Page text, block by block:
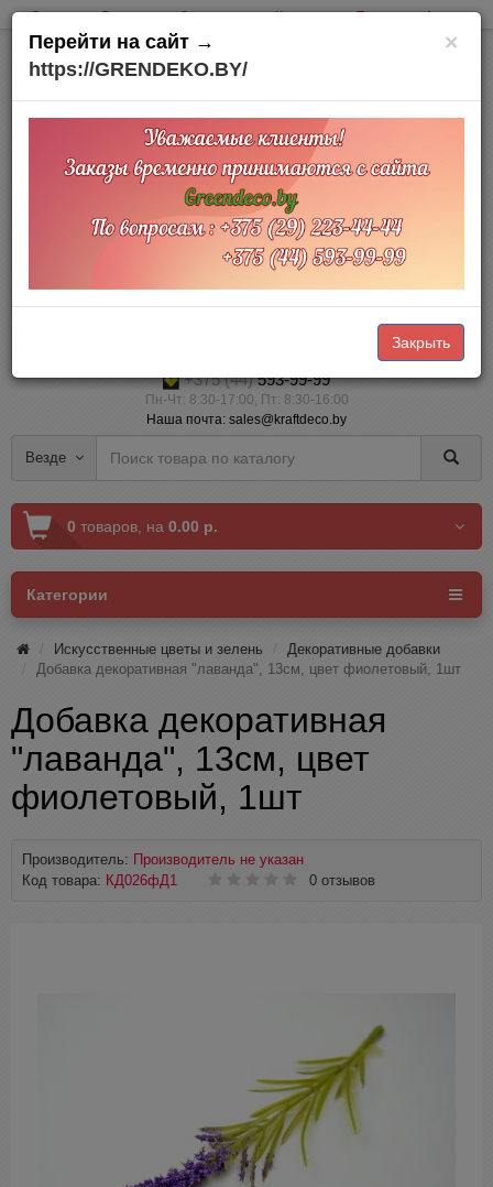
Оплата Доставка О компании Контакты Товары на Акции
Офис и склад:
Минский район
д. Тарасово
Тарасовский пр.,3
Доставка по Беларуси
Прием заказов Online через корзину — 24/7 (наличный и безналичный
+375 (44)593-99-99
Пн-Чт: 8:30-17:00, Пт: 8:30-16:00
Наша почта: sales@kraftdeco.by
Везде
0 товаров, на 0.00 р.
Категории
Искусственные цветы и зелень
Декоративные добавки
Добавка декоративная "лаванда", 13см, цвет фиолетовый, 1шт
Добавка декоративная
"лаванда", 13см, цвет
фиолетовый, 1шт
Производитель: Производитель не указан
Код товара: КД026фД1 0 отзывов
×
Перейти на сайт →
https://GRENDEKO.BY/
Закрыть